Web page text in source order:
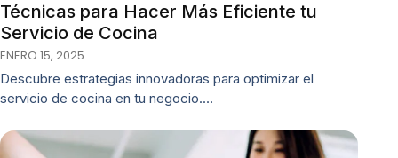
Técnicas para Hacer Más Eficiente tu
Servicio de Cocina
ENERO 15, 2025
Descubre estrategias innovadoras para optimizar el
servicio de cocina en tu negocio.…